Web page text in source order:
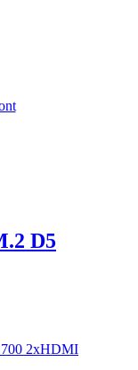
D5
2xHDMI